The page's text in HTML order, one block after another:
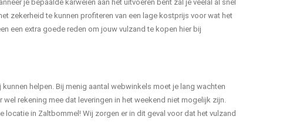
je bepaalde karweien aan het uitvoeren bent zal je veelal al snel
zekerheid te kunnen profiteren van een lage kostprijs voor wat het
een extra goede reden om jouw vulzand te kopen hier bij
helpen. Bij menig aantal webwinkels moet je lang wachten
rekening mee dat leveringen in het weekend niet mogelijk zijn.
in Zaltbommel! Wij zorgen er in dit geval voor dat het vulzand